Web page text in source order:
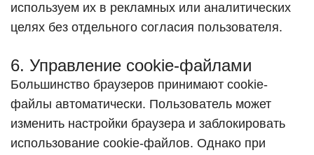
используем их в рекламных или аналитических
целях без отдельного согласия пользователя.
6. Управление cookie-файлами
Большинство браузеров принимают cookie-
файлы автоматически. Пользователь может
изменить настройки браузера и заблокировать
использование cookie-файлов. Однако при